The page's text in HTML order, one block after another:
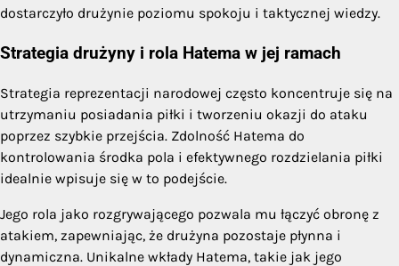
dostarczyło drużynie poziomu spokoju i taktycznej wiedzy.
Strategia drużyny i rola Hatema w jej ramach
Strategia reprezentacji narodowej często koncentruje się na
utrzymaniu posiadania piłki i tworzeniu okazji do ataku
poprzez szybkie przejścia. Zdolność Hatema do
kontrolowania środka pola i efektywnego rozdzielania piłki
idealnie wpisuje się w to podejście.
Jego rola jako rozgrywającego pozwala mu łączyć obronę z
atakiem, zapewniając, że drużyna pozostaje płynna i
dynamiczna. Unikalne wkłady Hatema, takie jak jego